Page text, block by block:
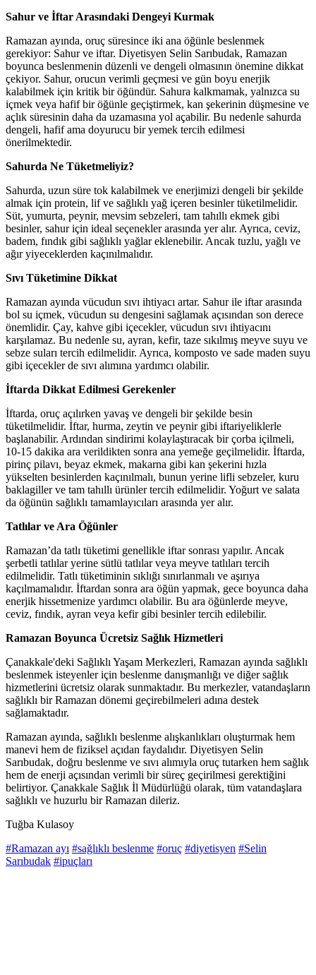
Sahur ve İftar Arasındaki Dengeyi Kurmak
Ramazan ayında, oruç süresince iki ana öğünle beslenmek
gerekiyor: Sahur ve iftar. Diyetisyen Selin Sarıbudak, Ramazan
boyunca beslenmenin düzenli ve dengeli olmasının önemine dikkat
çekiyor. Sahur, orucun verimli geçmesi ve gün boyu enerjik
kalabilmek için kritik bir öğündür. Sahura kalkmamak, yalnızca su
içmek veya hafif bir öğünle geçiştirmek, kan şekerinin düşmesine ve
açlık süresinin daha da uzamasına yol açabilir. Bu nedenle sahurda
dengeli, hafif ama doyurucu bir yemek tercih edilmesi
önerilmektedir.
Sahurda Ne Tüketmeliyiz?
Sahurda, uzun süre tok kalabilmek ve enerjimizi dengeli bir şekilde
almak için protein, lif ve sağlıklı yağ içeren besinler tüketilmelidir.
Süt, yumurta, peynir, mevsim sebzeleri, tam tahıllı ekmek gibi
besinler, sahur için ideal seçenekler arasında yer alır. Ayrıca, ceviz,
badem, fındık gibi sağlıklı yağlar eklenebilir. Ancak tuzlu, yağlı ve
ağır yiyeceklerden kaçınılmalıdır.
Sıvı Tüketimine Dikkat
Ramazan ayında vücudun sıvı ihtiyacı artar. Sahur ile iftar arasında
bol su içmek, vücudun su dengesini sağlamak açısından son derece
önemlidir. Çay, kahve gibi içecekler, vücudun sıvı ihtiyacını
karşılamaz. Bu nedenle su, ayran, kefir, taze sıkılmış meyve suyu ve
sebze suları tercih edilmelidir. Ayrıca, komposto ve sade maden suyu
gibi içecekler de sıvı alımına yardımcı olabilir.
İftarda Dikkat Edilmesi Gerekenler
İftarda, oruç açılırken yavaş ve dengeli bir şekilde besin
tüketilmelidir. İftar, hurma, zeytin ve peynir gibi iftariyeliklerle
başlanabilir. Ardından sindirimi kolaylaştıracak bir çorba içilmeli,
10-15 dakika ara verildikten sonra ana yemeğe geçilmelidir. İftarda,
pirinç pilavı, beyaz ekmek, makarna gibi kan şekerini hızla
yükselten besinlerden kaçınılmalı, bunun yerine lifli sebzeler, kuru
baklagiller ve tam tahıllı ürünler tercih edilmelidir. Yoğurt ve salata
da öğünün sağlıklı tamamlayıcıları arasında yer alır.
Tatlılar ve Ara Öğünler
Ramazan’da tatlı tüketimi genellikle iftar sonrası yapılır. Ancak
şerbetli tatlılar yerine sütlü tatlılar veya meyve tatlıları tercih
edilmelidir. Tatlı tüketiminin sıklığı sınırlanmalı ve aşırıya
kaçılmamalıdır. İftardan sonra ara öğün yapmak, gece boyunca daha
enerjik hissetmenize yardımcı olabilir. Bu ara öğünlerde meyve,
ceviz, fındık, ayran veya kefir gibi besinler tercih edilebilir.
Ramazan Boyunca Ücretsiz Sağlık Hizmetleri
Çanakkale'deki Sağlıklı Yaşam Merkezleri, Ramazan ayında sağlıklı
beslenmek isteyenler için beslenme danışmanlığı ve diğer sağlık
hizmetlerini ücretsiz olarak sunmaktadır. Bu merkezler, vatandaşların
sağlıklı bir Ramazan dönemi geçirebilmeleri adına destek
sağlamaktadır.
Ramazan ayında, sağlıklı beslenme alışkanlıkları oluşturmak hem
manevi hem de fiziksel açıdan faydalıdır. Diyetisyen Selin
Sarıbudak, doğru beslenme ve sıvı alımıyla oruç tutarken hem sağlık
hem de enerji açısından verimli bir süreç geçirilmesi gerektiğini
belirtiyor. Çanakkale Sağlık İl Müdürlüğü olarak, tüm vatandaşlara
sağlıklı ve huzurlu bir Ramazan dileriz.
Tuğba Kulasoy
#Ramazan ayı #sağlıklı beslenme #oruç #diyetisyen #Selin
Sarıbudak #ipuçları